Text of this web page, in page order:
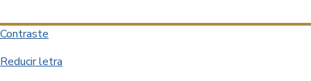
Contraste
Reducir letra